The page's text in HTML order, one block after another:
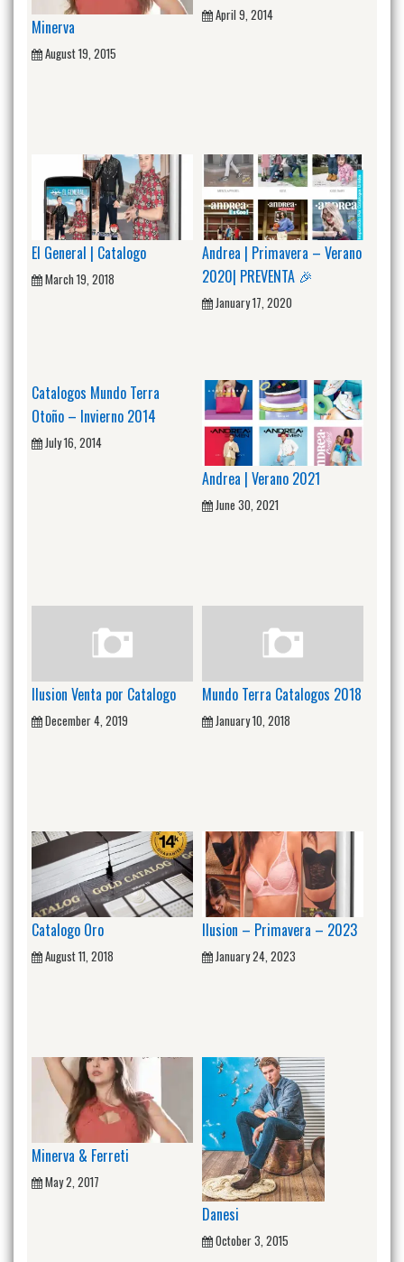
Minerva
August 19, 2015
April 9, 2014
El General | Catalogo
March 19, 2018
Andrea | Primavera – Verano
2020| PREVENTA 🎉
January 17, 2020
Catalogos Mundo Terra
Otoño – Invierno 2014
July 16, 2014
Andrea | Verano 2021
June 30, 2021
Ilusion Venta por Catalogo
December 4, 2019
Mundo Terra Catalogos 2018
January 10, 2018
Catalogo Oro
August 11, 2018
Ilusion – Primavera – 2023
January 24, 2023
Minerva & Ferreti
May 2, 2017
Danesi
October 3, 2015